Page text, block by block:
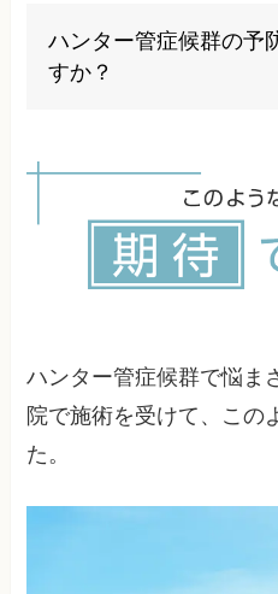
す。ただし、完治には個
因を解決し、再発予防の
重要になります。当院で
ハンター管症候群の予
すか？
運動強度の維持、下肢の
動などが予防に効果的で
避け、日常生活での姿勢
ハンター管症候群で悩ま
院で施術を受けて、この
た。